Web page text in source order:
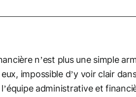
n’est plus une simple
impossible d’y voir clair
administrative et